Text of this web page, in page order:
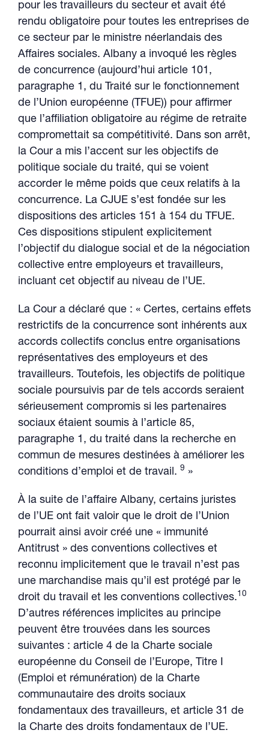
pour les travailleurs du secteur et avait été
rendu obligatoire pour toutes les entreprises de
ce secteur par le ministre néerlandais des
Affaires sociales. Albany a invoqué les règles
de concurrence (aujourd’hui article 101,
paragraphe 1, du Traité sur le fonctionnement
de l’Union européenne (TFUE)) pour affirmer
que l’affiliation obligatoire au régime de retraite
compromettait sa compétitivité. Dans son arrêt,
la Cour a mis l’accent sur les objectifs de
politique sociale du traité, qui se voient
accorder le même poids que ceux relatifs à la
concurrence. La CJUE s’est fondée sur les
dispositions des articles 151 à 154 du TFUE.
Ces dispositions stipulent explicitement
l’objectif du dialogue social et de la négociation
collective entre employeurs et travailleurs,
incluant cet objectif au niveau de l’UE.
La Cour a déclaré que : « Certes, certains effets
restrictifs de la concurrence sont inhérents aux
accords collectifs conclus entre organisations
représentatives des employeurs et des
travailleurs. Toutefois, les objectifs de politique
sociale poursuivis par de tels accords seraient
sérieusement compromis si les partenaires
sociaux étaient soumis à l’article 85,
paragraphe 1, du traité dans la recherche en
commun de mesures destinées à améliorer les
conditions d’emploi et de travail. 9 »
À la suite de l’affaire Albany, certains juristes
de l’UE ont fait valoir que le droit de l’Union
pourrait ainsi avoir créé une « immunité
Antitrust » des conventions collectives et
reconnu implicitement que le travail n’est pas
une marchandise mais qu’il est protégé par le
droit du travail et les conventions collectives.10
D’autres références implicites au principe
peuvent être trouvées dans les sources
suivantes : article 4 de la Charte sociale
européenne du Conseil de l’Europe, Titre I
(Emploi et rémunération) de la Charte
communautaire des droits sociaux
fondamentaux des travailleurs, et article 31 de
la Charte des droits fondamentaux de l’UE.